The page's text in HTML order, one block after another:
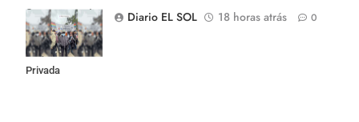
Congreso contra
la Ley de
Propiedad
Privada
Diario EL SOL
18 horas atrás 0